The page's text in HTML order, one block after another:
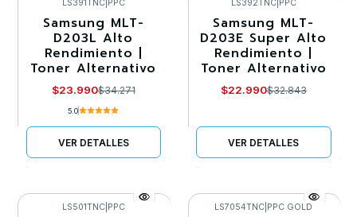
-30%
Agotado
LS391TNC| PPC
Samsung MLT-
D203L Alto
Rendimiento |
Toner Alternativo
$23.990$34.271
5.0
VER DETALLES
-30%
Agotado
LS392TNC| PPC
Samsung MLT-
D203E Super Alto
Rendimiento |
Toner Alternativo
$22.990$32.843
VER DETALLES
LS501TNC| PPC LS7054TNC PPC GOLD